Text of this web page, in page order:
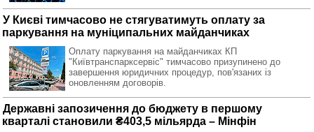
У Києві тимчасово не стягуватимуть оплату за
паркування на муніципальних майданчиках
Оплату паркування на майданчиках КП
"Київтранспарксервіс" тимчасово призупинено до
завершення юридичних процедур, пов'язаних із
оновленням договорів.
Державні запозичення до бюджету в першому
кварталі становили ₴403,5 мільярда – Мінфін